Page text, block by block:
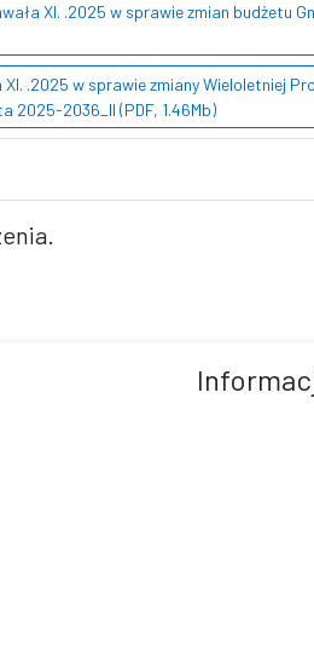
XI. .2025 w sprawie zmian budżetu
.2025 w sprawie zmiany Wieloletniej
2025-2036_II (PDF, 1.46Mb)